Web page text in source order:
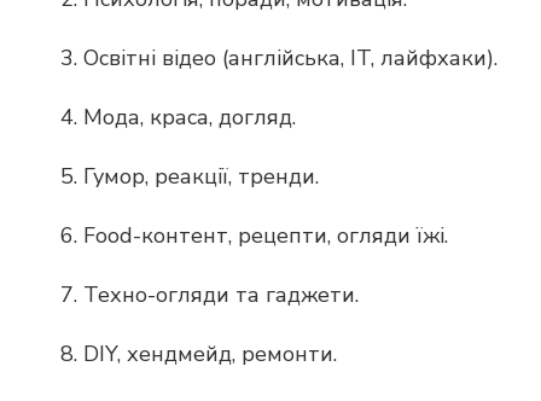
Освітні відео (англійська, IT, лайфхаки).
Мода, краса, догляд.
Гумор, реакції, тренди.
Food-контент, рецепти, огляди їжі.
Техно-огляди та гаджети.
DIY, хендмейд, ремонти.